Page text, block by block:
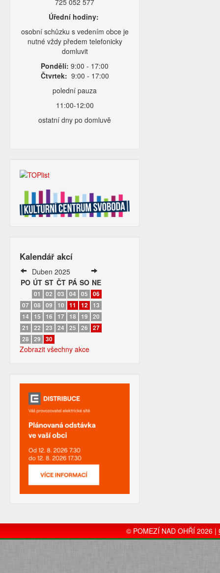
725 052 577
Úřední hodiny:
osobní schůzku s vedením obce je
nutné vždy předem telefonicky
domluvit
Pondělí: 9:00 - 17:00
Čtvrtek: 9:00 - 17:00
polední pauza
11:00-12:00
ostatní dny po domluvě
Kalendář akcí
Duben 2025
PO ÚT ST ČT PÁ SO NE
01 02 03 04 05
06
07 08 09 10 11 12
13
14
15 16 17 18 19
20
21
22 23 24 25 26
27
28
29 30
Zobrazit všechny akce
© POMEZÍ NAD OHŘÍ 2026 |